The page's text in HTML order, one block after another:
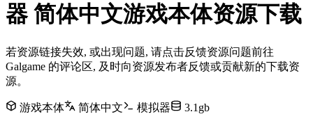
器 简体中文游戏本体资源下载
若资源链接失效, 或出现问题, 请点击反馈资源问题前往
Galgame 的评论区, 及时向资源发布者反馈或贡献新的下载资
源。
游戏本体 简体中文 模拟器 3.1gb